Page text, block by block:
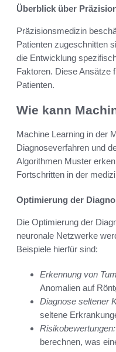
Überblick über
Präzisionsmedizin
Patienten zugeschnitten
die Entwicklung
Faktoren. Diese Ansätze
Patienten.
Wie kann
Machine Learning in der
Diagnoseverfahren und
Algorithmen Muster
Fortschritten in der
Optimierung der
Die Optimierung der
neuronale Netzwerke
Beispiele hierfür sind:
Erkennung von
Anomalien auf
Diagnose seltener
seltene
Risikobewertungen:
berechnen, was